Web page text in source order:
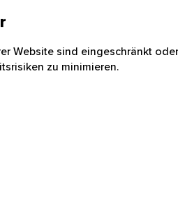
Website sind eingeschränkt
zu minimieren.